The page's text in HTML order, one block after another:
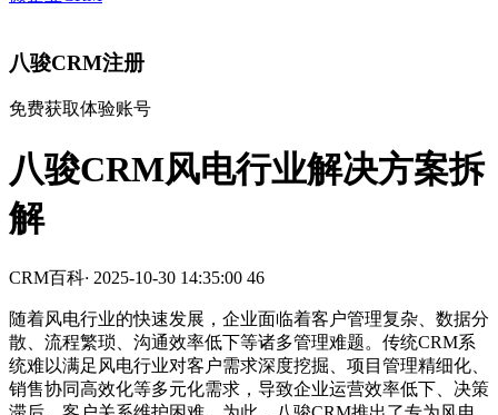
八骏CRM注册
免费获取体验账号
八骏CRM风电行业解决方案拆
解
CRM百科· 2025-10-30 14:35:00 46
随着风电行业的快速发展，企业面临着客户管理复杂、数据分
散、流程繁琐、沟通效率低下等诸多管理难题。传统CRM系
统难以满足风电行业对客户需求深度挖掘、项目管理精细化、
销售协同高效化等多元化需求，导致企业运营效率低下、决策